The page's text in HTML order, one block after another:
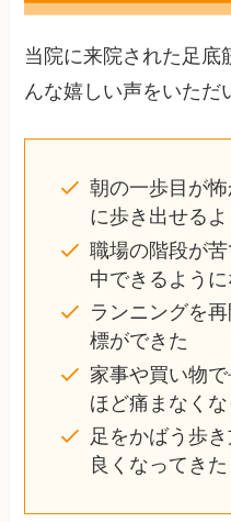
当院に来院された足底
んな嬉しい声をいただ
朝の一歩目が
に歩き出せる
職場の階段が
中できるよう
ランニングを
標ができた
家事や買い物
ほど痛まなくな
足をかばう歩
良くなってきた